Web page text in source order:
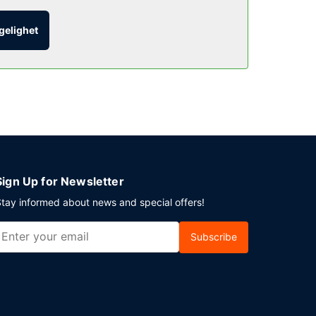
og benytt deg av romservice (på fastsatte
mot et tillegg.
Up for Newsletter
informed about news and special offers!
Subscribe